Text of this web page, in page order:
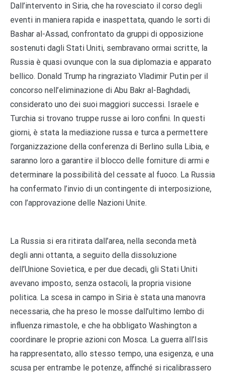
Dall’intervento in Siria, che ha rovesciato il corso degli
eventi in maniera rapida e inaspettata, quando le sorti di
Bashar al-Assad, confrontato da gruppi di opposizione
sostenuti dagli Stati Uniti, sembravano ormai scritte, la
Russia è quasi ovunque con la sua diplomazia e apparato
bellico. Donald Trump ha ringraziato Vladimir Putin per il
concorso nell’eliminazione di Abu Bakr al-Baghdadi,
considerato uno dei suoi maggiori successi. Israele e
Turchia si trovano truppe russe ai loro confini. In questi
giorni, è stata la mediazione russa e turca a permettere
l’organizzazione della conferenza di Berlino sulla Libia, e
saranno loro a garantire il blocco delle forniture di armi e
determinare la possibilità del cessate al fuoco. La Russia
ha confermato l’invio di un contingente di interposizione,
con l’approvazione delle Nazioni Unite.
La Russia si era ritirata dall’area, nella seconda metà
degli anni ottanta, a seguito della dissoluzione
dell’Unione Sovietica, e per due decadi, gli Stati Uniti
avevano imposto, senza ostacoli, la propria visione
politica. La scesa in campo in Siria è stata una manovra
necessaria, che ha preso le mosse dall’ultimo lembo di
influenza rimastole, e che ha obbligato Washington a
coordinare le proprie azioni con Mosca. La guerra all’Isis
ha rappresentato, allo stesso tempo, una esigenza, e una
scusa per entrambe le potenze, affinché si ricalibrassero